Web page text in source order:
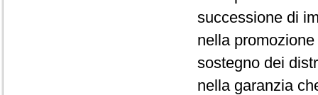
successione di
nella
sostegno dei
nella garanzia